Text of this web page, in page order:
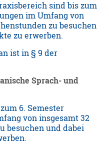
sind bis zum
im Umfang von
zu besuchen
zu erwerben.
ist in § 9 der
Sprach- und
6. Semester
von insgesamt 32
besuchen und dabei